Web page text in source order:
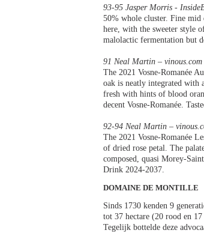
93-95 Jasper Morris -
50% whole cluster. Fine
here, with the sweeter style
malolactic fermentation but
91 Neal Martin –
The 2021 Vosne-Romanée
oak is neatly integrated with
fresh with hints of blood
decent Vosne-Romanée.
92-94 Neal Martin –
The 2021 Vosne-Romanée
of dried rose petal. The
composed, quasi Morey-
Drink 2024-2037.
DOMAINE DE MONTILLE
Sinds 1730 kenden 9
tot 37 hectare (20 rood en
Tegelijk bottelde deze